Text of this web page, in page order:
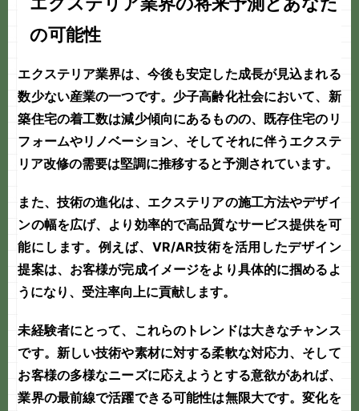
の可能性
エクステリア業界は、今後も安定した成長が見込まれる
数少ない産業の一つです。少子高齢化社会において、新
築住宅の着工数は減少傾向にあるものの、既存住宅のリ
フォームやリノベーション、そしてそれに伴うエクステ
リア改修の需要は堅調に推移すると予測されています。
また、技術の進化は、エクステリアの施工方法やデザイ
ンの幅を広げ、より効率的で高品質なサービス提供を可
能にします。例えば、VR/AR技術を活用したデザイン
提案は、お客様が完成イメージをより具体的に掴めるよ
うになり、受注率向上に貢献します。
未経験者にとって、これらのトレンドは大きなチャンス
です。新しい技術や素材に対する柔軟な対応力、そして
お客様の多様なニーズに応えようとする意欲があれば、
業界の最前線で活躍できる可能性は無限大です。変化を